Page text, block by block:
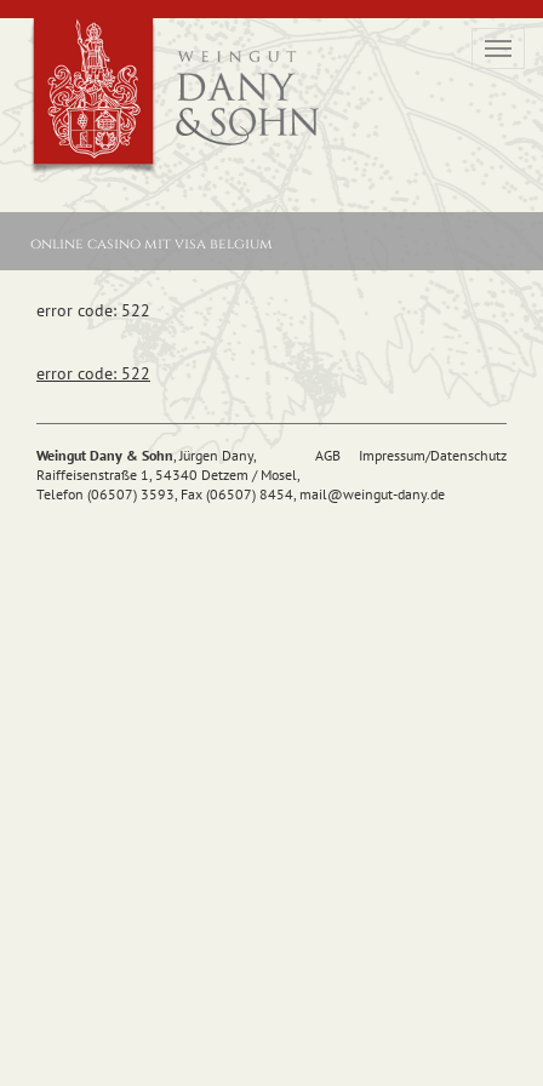
online casino mit visa belgium
error code: 522
error code: 522
AGB Impressum/Datenschutz
Weingut Dany & Sohn, Jürgen Dany,
Raiffeisenstraße 1, 54340 Detzem / Mosel,
Telefon (06507) 3593, Fax (06507) 8454, mail@weingut-dany.de